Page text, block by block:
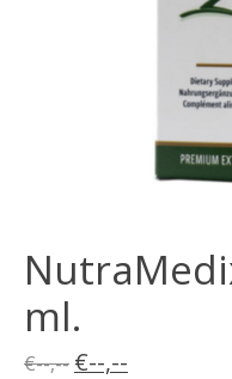
ml.
€--,-- €--,--